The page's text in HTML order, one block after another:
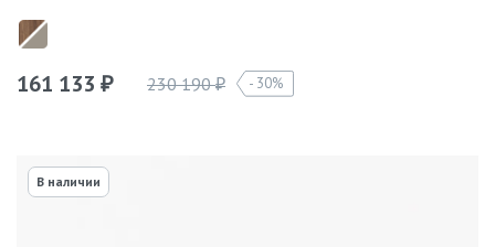
161 133 ₽ 230 190₽ 30%
В наличии